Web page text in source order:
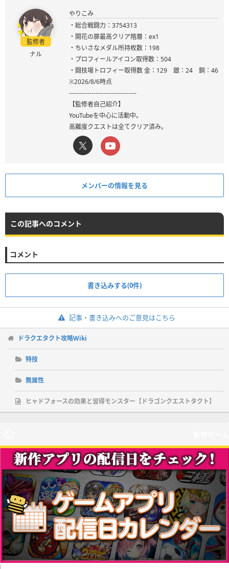
監修者
ナル
やりこみ
・総合戦闘力：3754313
・開花の扉最高クリア階層：ex1
・ちいさなメダル所持枚数：198
・プロフィールアイコン取得数：504
・闘技場トロフィー取得数 金：129 銀：24 銅：46
※2026/8/6時点
---------------------------------
【監修者自己紹介】
YouTubeを中心に活動中。
高難度クエストは全てクリア済み。
メンバーの情報を見る
この記事へのコメント
コメント
書き込みする(0件)
記事・書き込みへのご意見はこちら
ドラクエタクト攻略Wiki
特技
無属性
ヒャドフォースの効果と習得モンスター【ドラゴンクエストタクト】